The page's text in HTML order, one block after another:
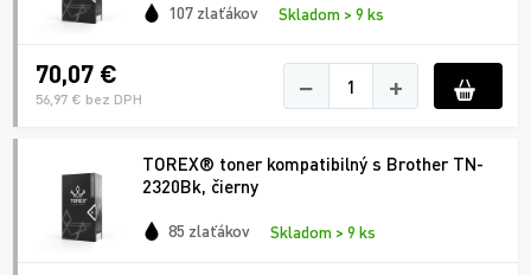
107 zlaťákov Skladom > 9 ks
70,07 €
56,97 € bez DPH − +
TOREX® toner kompatibilný s Brother TN-
2320Bk, čierny
85 zlaťákov Skladom > 9 ks